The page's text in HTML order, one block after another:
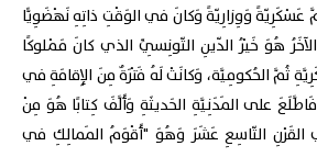
وَوِزارِيّةً وَكانَ في الوَقْتِ ذاتِهِ نَهْضَوِيًّا
هُوَ خَيْرُ الدّينِ التّونِسِيِّ الذي كانَ مَمْلوكًا
ثُمَّ الحُكومِيَّة، وَكانَتْ لَهُ فَتْرَةٌ مِنَ الإِقامَةِ في
على المَدَنِيَّةِ الحَديثَةِ وَأَلَّفَ كِتابًا هُوَ مِنْ
التّاسِعِ عَشَرَ وَهُوَ "أَقْوَمُ المَمالِكِ في